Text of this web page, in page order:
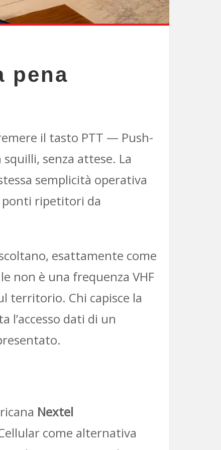
pena
il tasto PTT — Push-
senza attese. La
semplicità operativa
ripetitori da
esattamente come
non è una frequenza VHF
territorio. Chi capisce la
l’accesso dati di un
Nextel
come alternativa